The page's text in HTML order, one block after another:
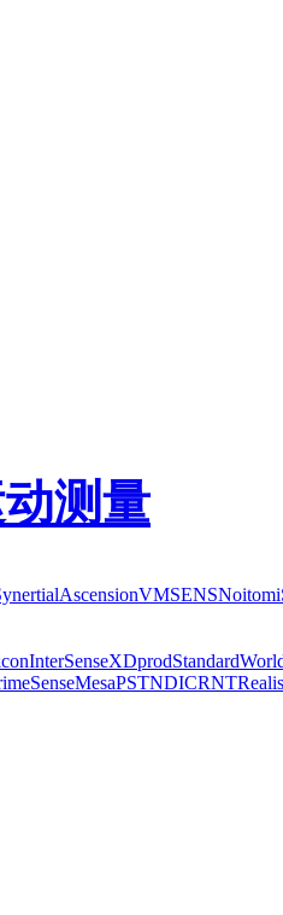
测量
AscensionVMSENSNoitom
InterSenseXDprodStandard
MesaPSTNDICRNTRealis